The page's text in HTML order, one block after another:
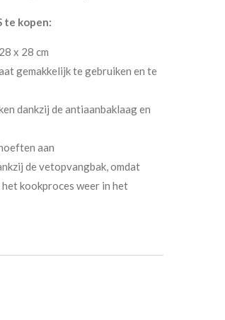
te kopen:
x 28 cm
gemakkelijk te gebruiken en te
dankzij de antiaanbaklaag en
aan
de vetopvangbak, omdat
kookproces weer in het